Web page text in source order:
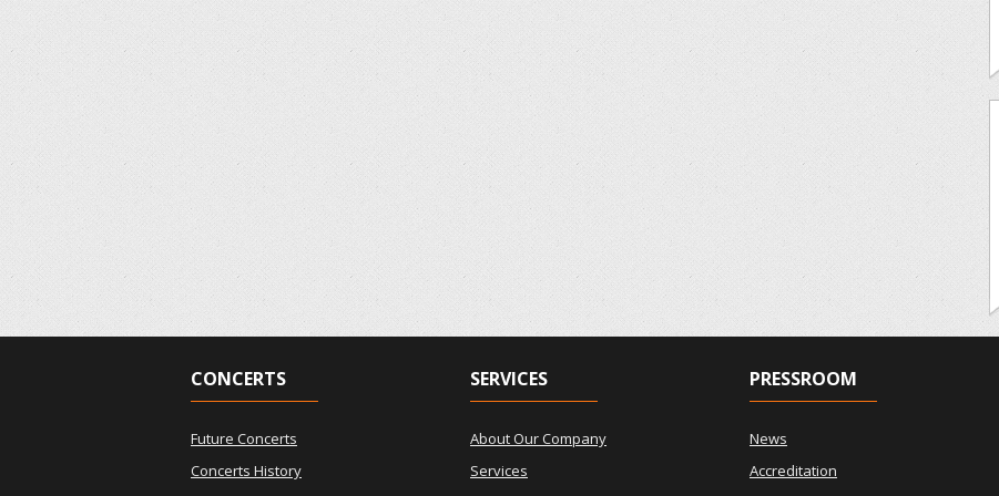
CONCERTS
Future Concerts
Concerts History
SERVICES
About Our Company
Services
PRESSROOM
News
Accreditation